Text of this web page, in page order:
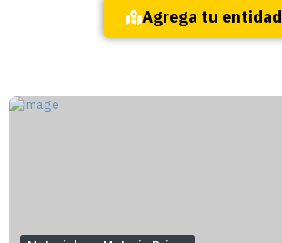
Agrega tu entidad